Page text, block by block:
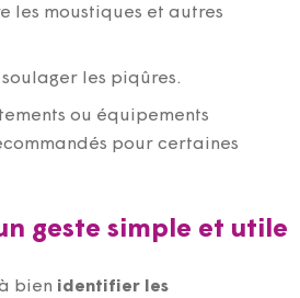
les moustiques et autres
les piqûres.
ou équipements
pour certaines
geste simple et utile
bien identifier les